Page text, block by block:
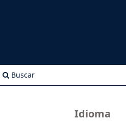
Buscar
Idioma